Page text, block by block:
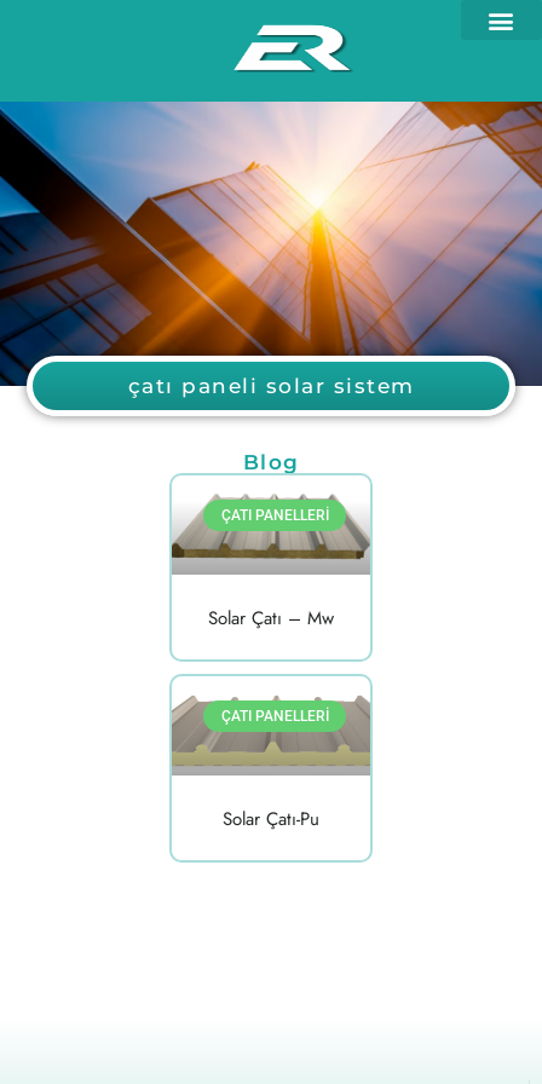
çatı paneli solar sistem
Blog
ÇATI PANELLERI
Solar Çatı – Mw
ÇATI PANELLERI
Solar Çatı-Pu